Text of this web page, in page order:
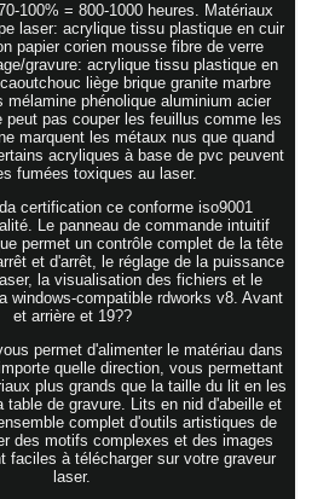
100% = 800-1000 heures. Matériaux
laser: acrylique tissu plastique en cuir
papier corien mousse fibre de verre
gravure: acrylique tissu plastique en
liège brique granite marbre
mélamine phénolique aluminium acier
peut pas couper les feuillus comme les
marquent les métaux nus que quand
acryliques à base de pvc peuvent
fumées toxiques au laser.
certification ce conforme iso9001
Le panneau de commande intuitif
permet un contrôle complet de la tête
et d'arrêt, le réglage de la puissance
la visualisation des fichiers et le
windows-compatible rdworks v8. Avant
et arrière et 19??
permet d'alimenter le matériau dans
quelle direction, vous permettant
plus grands que la taille du lit en les
table de gravure. Lits en nid d'abeille et
complet d'outils artistiques de
des motifs complexes et des images
faciles à télécharger sur votre graveur
laser.